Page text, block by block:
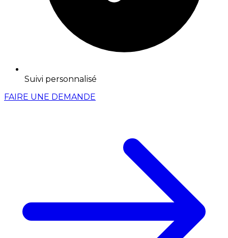
Suivi personnalisé
FAIRE UNE DEMANDE